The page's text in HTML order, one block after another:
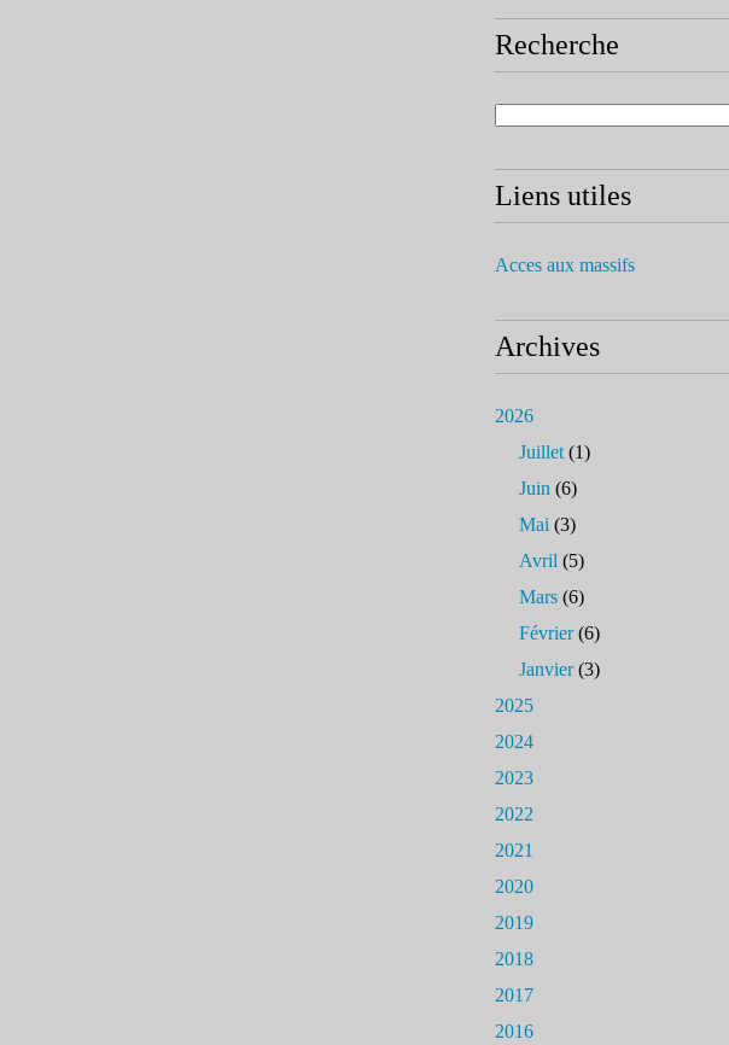
Recherche
Liens utiles
Acces aux massifs
Archives
2026
Juillet (1)
Juin (6)
Mai (3)
Avril (5)
Mars (6)
Février(6)
Janvier(3)
2025
2024
2023
2022
2021
2020
2019
2018
2017
2016